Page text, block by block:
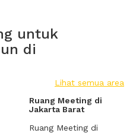
untuk
di
Lihat semua area
Ruang Meeting di
Jakarta Barat
Ruang Meeting di